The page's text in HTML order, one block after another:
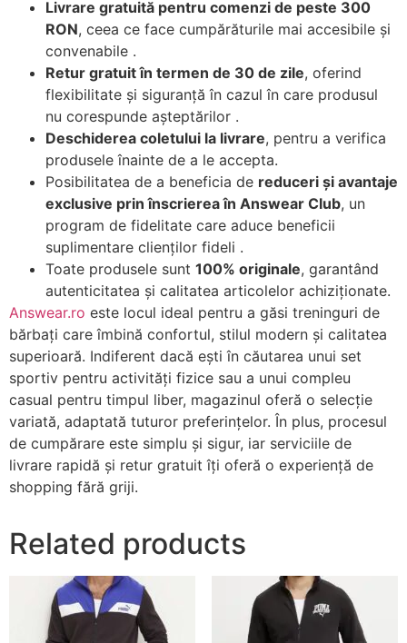
Livrare gratuită pentru comenzi de peste 300
RON, ceea ce face cumpărăturile mai accesibile și
convenabile .
Retur gratuit în termen de 30 de zile, oferind
flexibilitate și siguranță în cazul în care produsul
nu corespunde așteptărilor .
Deschiderea coletului la livrare, pentru a verifica
produsele înainte de a le accepta.
Posibilitatea de a beneficia de reduceri și avantaje
exclusive prin înscrierea în Answear Club, un
program de fidelitate care aduce beneficii
suplimentare clienților fideli .
Toate produsele sunt 100% originale, garantând
autenticitatea și calitatea articolelor achiziționate.
Answear.ro este locul ideal pentru a găsi treninguri de
bărbați care îmbină confortul, stilul modern și calitatea
superioară. Indiferent dacă ești în căutarea unui set
sportiv pentru activități fizice sau a unui compleu
casual pentru timpul liber, magazinul oferă o selecție
variată, adaptată tuturor preferințelor. În plus, procesul
de cumpărare este simplu și sigur, iar serviciile de
livrare rapidă și retur gratuit îți oferă o experiență de
shopping fără griji.
Related products